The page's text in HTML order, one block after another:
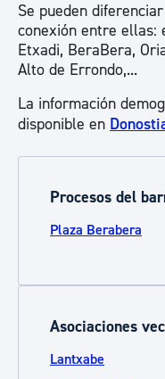
Se pueden
conexión entre ellas:
Etxadi, BeraBera,
Alto de Errondo,...
La información
disponible en
Procesos del
Plaza Berabera
Asociaciones
Lantxabe